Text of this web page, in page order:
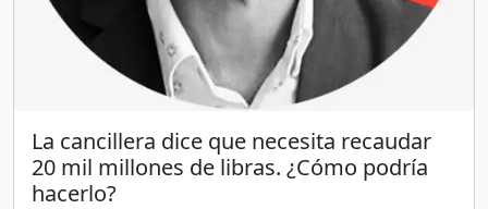
La cancillera dice que necesita recaudar
20 mil millones de libras. ¿Cómo podría
hacerlo?